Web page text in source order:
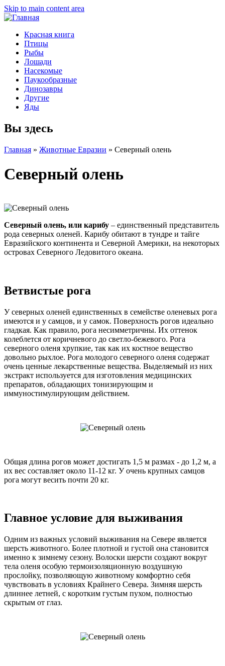
Skip to main content area
Красная книга
Птицы
Рыбы
Лошади
Насекомые
Паукообразные
Динозавры
Другие
Яды
Вы здесь
Главная » Животные Евразии » Северный олень
Северный олень
Северный олень, или карибу – единственный представитель
рода северных оленей. Карибу обитают в тундре и тайге
Евразийского континента и Северной Америки, на некоторых
островах Северного Ледовитого океана.
Ветвистые рога
У северных оленей единственных в семействе оленевых рога
имеются и у самцов, и у самок. Поверхность рогов идеально
гладкая. Как правило, рога несимметричны. Их оттенок
колеблется от коричневого до светло-бежевого. Рога
северного оленя хрупкие, так как их костное вещество
довольно рыхлое. Рога молодого северного оленя содержат
очень ценные лекарственные вещества. Выделяемый из них
экстракт используется для изготовления медицинских
препаратов, обладающих тонизирующим и
иммуностимулирующим действием.
Общая длина рогов может достигать 1,5 м размах - до 1,2 м, а
их вес составляет около 11-12 кг. У очень крупных самцов
рога могут весить почти 20 кг.
Главное условие для выживания
Одним из важных условий выживания на Севере является
шерсть животного. Более плотной и густой она становится
именно к зимнему сезону. Волоски шерсти создают вокруг
тела оленя особую термоизоляционную воздушную
прослойку, позволяющую животному комфортно себя
чувствовать в условиях Крайнего Севера. Зимняя шерсть
длиннее летней, с коротким густым пухом, полностью
скрытым от глаз.